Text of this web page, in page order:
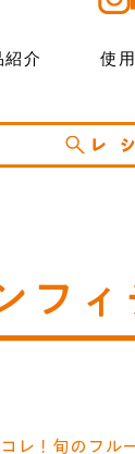
紹介 使
レ
フ
レ！旬のフル